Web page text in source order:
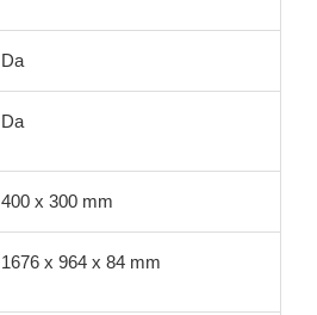
Da
Da
400 x 300 mm
1676 x 964 x 84 mm